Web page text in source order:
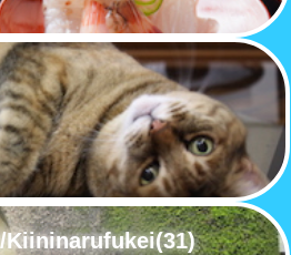
/Kiininarufukei(31)